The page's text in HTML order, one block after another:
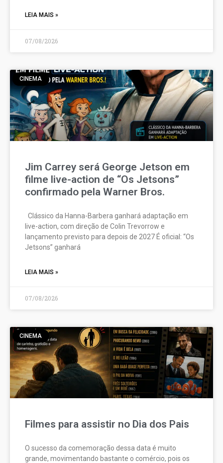
LEIA MAIS »
07/08/2026
CINEMA
Jim Carrey será George Jetson em
filme live-action de “Os Jetsons”
confirmado pela Warner Bros.
Clássico da Hanna-Barbera ganhará adaptação em
live-action, com direção de Colin Trevorrow e
lançamento previsto para depois de 2027 É oficial: “Os
Jetsons” ganhará
LEIA MAIS »
07/08/2026
CINEMA
Filmes para assistir no Dia dos Pais
O sucesso da comemoração dessa data é muito
grande, movimentando bastante o comércio, pois os